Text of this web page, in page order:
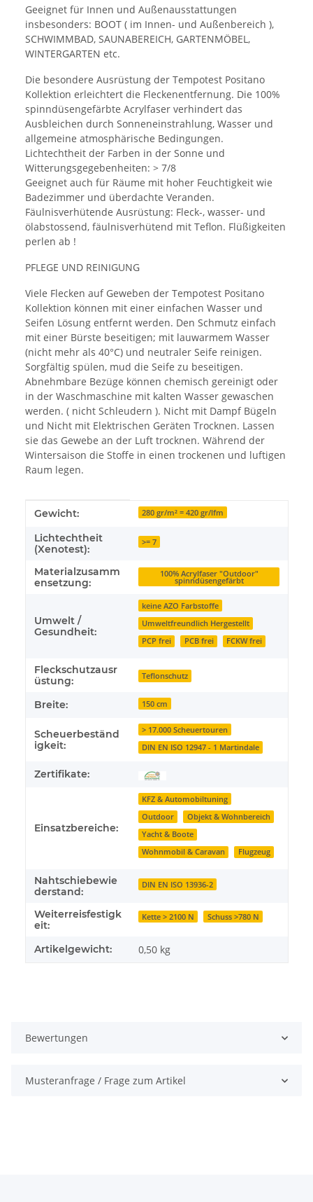
Geeignet für Innen und Außenausstattungen
insbesonders: BOOT ( im Innen- und Außenbereich ),
SCHWIMMBAD, SAUNABEREICH, GARTENMÖBEL,
WINTERGARTEN etc.
Die besondere Ausrüstung der Tempotest Positano
Kollektion erleichtert die Fleckenentfernung. Die 100%
spinndüsengefärbte Acrylfaser verhindert das
Ausbleichen durch Sonneneinstrahlung, Wasser und
allgemeine atmosphärische Bedingungen.
Lichtechtheit der Farben in der Sonne und
Witterungsgegebenheiten: > 7/8
Geeignet auch für Räume mit hoher Feuchtigkeit wie
Badezimmer und überdachte Veranden.
Fäulnisverhütende Ausrüstung: Fleck-, wasser- und
ölabstossend, fäulnisverhütend mit Teflon. Flüßigkeiten
perlen ab !
PFLEGE UND REINIGUNG
Viele Flecken auf Geweben der Tempotest Positano
Kollektion können mit einer einfachen Wasser und
Seifen Lösung entfernt werden. Den Schmutz einfach
mit einer Bürste beseitigen; mit lauwarmem Wasser
(nicht mehr als 40°C) und neutraler Seife reinigen.
Sorgfältig spülen, mud die Seife zu beseitigen.
Abnehmbare Bezüge können chemisch gereinigt oder
in der Waschmaschine mit kalten Wasser gewaschen
werden. ( nicht Schleudern ). Nicht mit Dampf Bügeln
und Nicht mit Elektrischen Geräten Trocknen. Lassen
sie das Gewebe an der Luft trocknen. Während der
Wintersaison die Stoffe in einen trockenen und luftigen
Raum legen.
Produkteigenschaft
Wert
Gewicht: 280 gr/m² = 420 gr/lfm
Lichtechtheit
(Xenotest):
>= 7
Materialzusamm
ensetzung:
100% Acrylfaser "Outdoor"
spinndüsengefärbt
Umwelt /
Gesundheit:
keine AZO Farbstoffe
Umweltfreundlich Hergestellt
PCP frei
PCB frei FCKW frei
Fleckschutzausr
üstung:
Teflonschutz
Breite: 150 cm
Scheuerbeständ
igkeit:
> 17.000 Scheuertouren
DIN EN ISO 12947 - 1 Martindale
Zertifikate:
Einsatzbereiche:
KFZ & Automobiltuning
Outdoor
Objekt & Wohnbereich
Yacht & Boote
Wohnmobil & Caravan
Flugzeug
Nahtschiebewie
derstand:
DIN EN ISO 13936-2
Weiterreisfestigk
eit:
Kette > 2100 N Schuss >780 N
Artikelgewicht: 0,50 kg
Bewertungen
Musteranfrage / Frage zum Artikel